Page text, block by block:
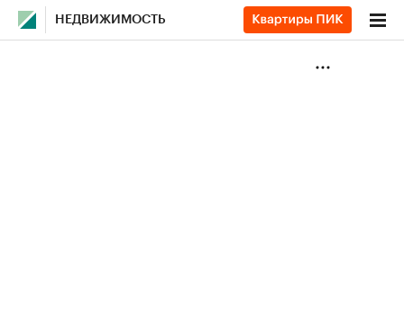
НЕДВИЖИМОСТЬ